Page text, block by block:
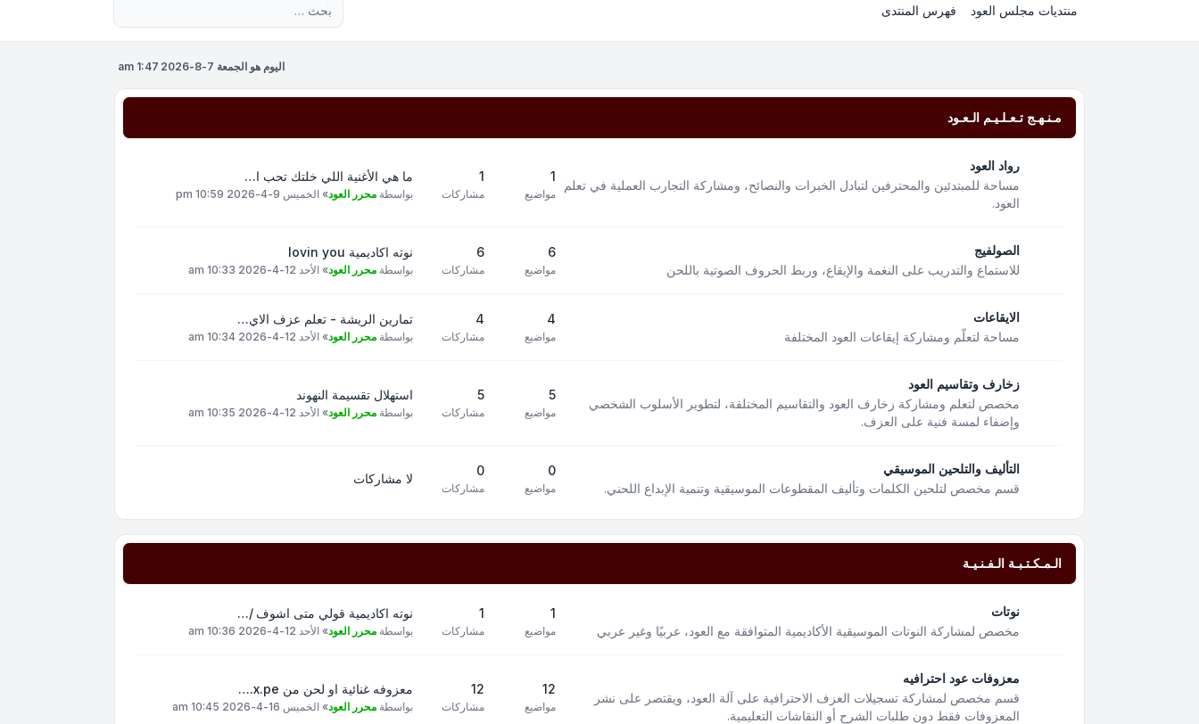
منتديات مجلس العود فهرس المنتدى بحث متقدم
اليوم هو الجمعة 7-8-2026 1:47 am
مـنـهـج تـعـلـيـم الـعـود
رواد العود
مساحة للمبتدئين والمحترفين لتبادل الخبرات والنصائح، ومشاركة التجارب العملية في تعلم
العود.
1
مواضيع
1
مشاركات
ما هي الأغنية اللي خلتك تحب ا…
بواسطة محرر العود» الخميس 9-4-2026 10:59 pm
الصولفيج
للاستماع والتدريب على النغمة والإيقاع، وربط الحروف الصوتية باللحن
6
مواضيع
6
مشاركات
نوته اكاديمية lovin you
بواسطة محرر العود» الأحد 12-4-2026 10:33 am
الايقاعات
مساحة لتعلّم ومشاركة إيقاعات العود المختلفة
4
مواضيع
4
مشاركات
تمارين الريشة - تعلم عزف الاي…
بواسطة محرر العود» الأحد 12-4-2026 10:34 am
زخارف وتقاسيم العود
مخصص لتعلم ومشاركة زخارف العود والتقاسيم المختلفة، لتطوير الأسلوب الشخصي
وإضفاء لمسة فنية على العزف.
5
مواضيع
5
مشاركات
استهلال تقسيمة النهوند
بواسطة محرر العود» الأحد 12-4-2026 10:35 am
التأليف والتلحين الموسيقي
قسم مخصص لتلحين الكلمات وتأليف المقطوعات الموسيقية وتنمية الإبداع اللحني.
0
مواضيع
0
مشاركات
لا مشاركات
الـمـكـتـبـة الـفـنـيـة
نوتات
مخصص لمشاركة النوتات الموسيقية الأكاديمية المتوافقة مع العود، عربيًا وغير عربي
1
مواضيع
1
مشاركات
نوته اكاديمية قولي متى اشوف /…
بواسطة محرر العود» الأحد 12-4-2026 10:36 am
معزوفات عود احترافيه
قسم مخصص لمشاركة تسجيلات العزف الاحترافية على آلة العود، ويقتصر على نشر
المعزوفات فقط دون طلبات الشرح أو النقاشات التعليمية.
12
مواضيع
12
مشاركات
معزوفه غنائية او لحن من x.pe.…
بواسطة محرر العود» الخميس 16-4-2026 10:45 am